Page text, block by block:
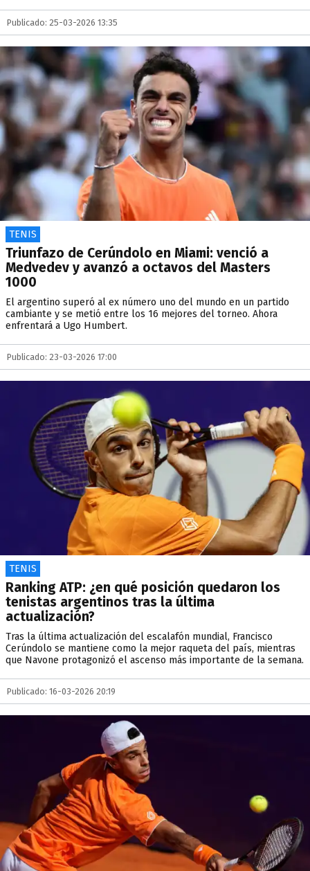
Publicado: 25-03-2026 13:35
TENIS
Triunfazo de Cerúndolo en Miami: venció a
Medvedev y avanzó a octavos del Masters
1000
El argentino superó al ex número uno del mundo en un partido
cambiante y se metió entre los 16 mejores del torneo. Ahora
enfrentará a Ugo Humbert.
Publicado: 23-03-2026 17:00
TENIS
Ranking ATP: ¿en qué posición quedaron los
tenistas argentinos tras la última
actualización?
Tras la última actualización del escalafón mundial, Francisco
Cerúndolo se mantiene como la mejor raqueta del país, mientras
que Navone protagonizó el ascenso más importante de la semana.
Publicado: 16-03-2026 20:19